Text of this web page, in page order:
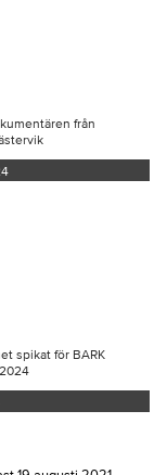
från
spikat för BARK